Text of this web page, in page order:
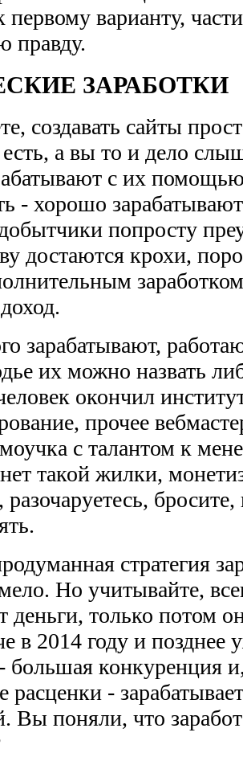
первому варианту,
правду.
ЗАРАБОТКИ
создавать сайты
а вы то и дело
с их
- хорошо
попросту
достаются крохи,
зарабатывают,
их можно назвать
окончил
прочее
с талантом к
такой жилки,
стратегия
Но учитывайте,
деньги, только потом
в 2014 году и позднее
большая конкуренция
расценки -
Вы поняли, что